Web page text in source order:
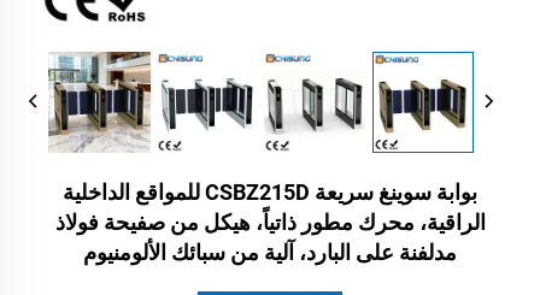
بوابة سوينغ سريعة CSBZ215D للمواقع الداخلية
الراقية، محرك مطور ذاتياً، هيكل من صفيحة فولاذ
مدلفنة على البارد، آلية من سبائك الألومنيوم